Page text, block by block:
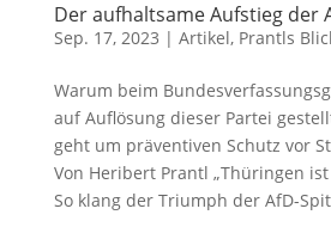
Der aufhaltsame Aufstieg der
Sep. 17, 2023 | Artikel, Prantls
Warum beim
auf Auflösung dieser Partei
geht um präventiven Schutz vor
Von Heribert Prantl „Thüringen
So klang der Triumph der AfD-